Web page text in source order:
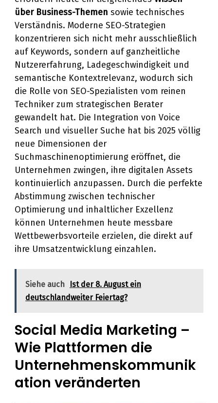
über Business-Themen sowie technisches
Verständnis. Moderne SEO-Strategien
konzentrieren sich nicht mehr ausschließlich
auf Keywords, sondern auf ganzheitliche
Nutzererfahrung, Ladegeschwindigkeit und
semantische Kontextrelevanz, wodurch sich
die Rolle von SEO-Spezialisten vom reinen
Techniker zum strategischen Berater
gewandelt hat. Die Integration von Voice
Search und visueller Suche hat bis 2025 völlig
neue Dimensionen der
Suchmaschinenoptimierung eröffnet, die
Unternehmen zwingen, ihre digitalen Assets
kontinuierlich anzupassen. Durch die perfekte
Abstimmung zwischen technischer
Optimierung und inhaltlicher Exzellenz
können Unternehmen heute messbare
Wettbewerbsvorteile erzielen, die direkt auf
ihre Umsatzentwicklung einzahlen.
Siehe auch
Ist der 8. August ein
deutschlandweiter Feiertag?
Social Media Marketing –
Wie Plattformen die
Unternehmenskommunik
ation veränderten